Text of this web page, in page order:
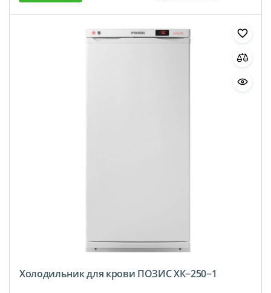
Холодильник для крови ПОЗИС ХК−250−1